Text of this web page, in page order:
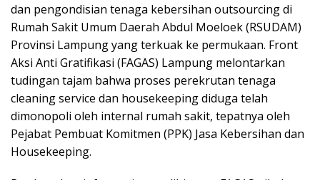
dan pengondisian tenaga kebersihan outsourcing di
Rumah Sakit Umum Daerah Abdul Moeloek (RSUDAM)
Provinsi Lampung yang terkuak ke permukaan. Front
Aksi Anti Gratifikasi (FAGAS) Lampung melontarkan
tudingan tajam bahwa proses perekrutan tenaga
cleaning service dan housekeeping diduga telah
dimonopoli oleh internal rumah sakit, tepatnya oleh
Pejabat Pembuat Komitmen (PPK) Jasa Kebersihan dan
Housekeeping.